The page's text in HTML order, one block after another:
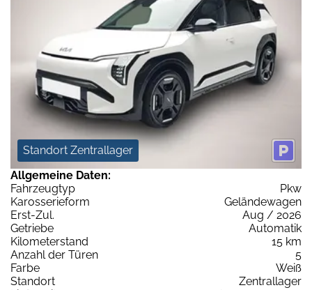
Standort Zentrallager
Allgemeine Daten:
Fahrzeugtyp
Pkw
Karosserieform
Geländewagen
Erst-Zul.
Aug / 2026
Getriebe
Automatik
Kilometerstand
15 km
Anzahl der Türen
5
Farbe
Weiß
Standort
Zentrallager